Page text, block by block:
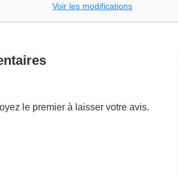
Voir les modifications
le premier à laisser votre avis.